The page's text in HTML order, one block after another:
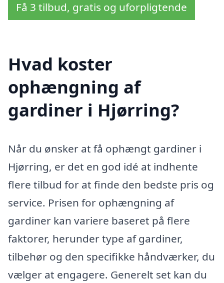
Få 3 tilbud, gratis og uforpligtende
Hvad koster
ophængning af
gardiner i Hjørring?
Når du ønsker at få ophængt gardiner i
Hjørring, er det en god idé at indhente
flere tilbud for at finde den bedste pris og
service. Prisen for ophængning af
gardiner kan variere baseret på flere
faktorer, herunder type af gardiner,
tilbehør og den specifikke håndværker, du
vælger at engagere. Generelt set kan du